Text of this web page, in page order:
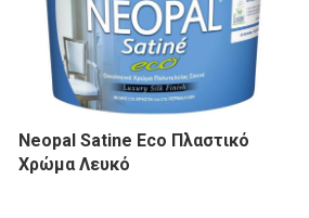
Neopal Satine Eco Πλαστικό
Χρώμα Λευκό